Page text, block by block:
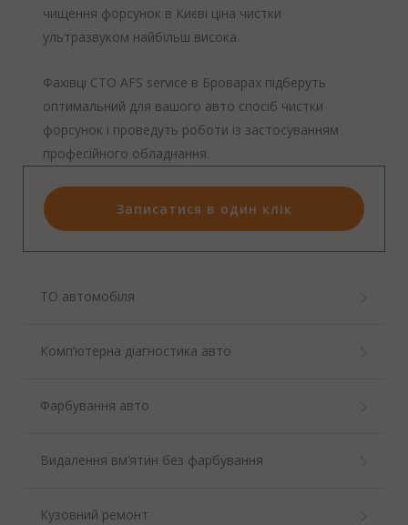
Записатися в один клік
ТО автомобіля
Комп’ютерна діагностика авто
Фарбування авто
Видалення вм’ятин без фарбування
Кузовний ремонт
чищення форсунок в Києві ціна чистки
ультразвуком найбільш висока.
Фахівці СТО AFS service в Броварах підберуть
оптимальний для вашого авто спосіб чистки
форсунок і проведуть роботи із застосуванням
професійного обладнання.